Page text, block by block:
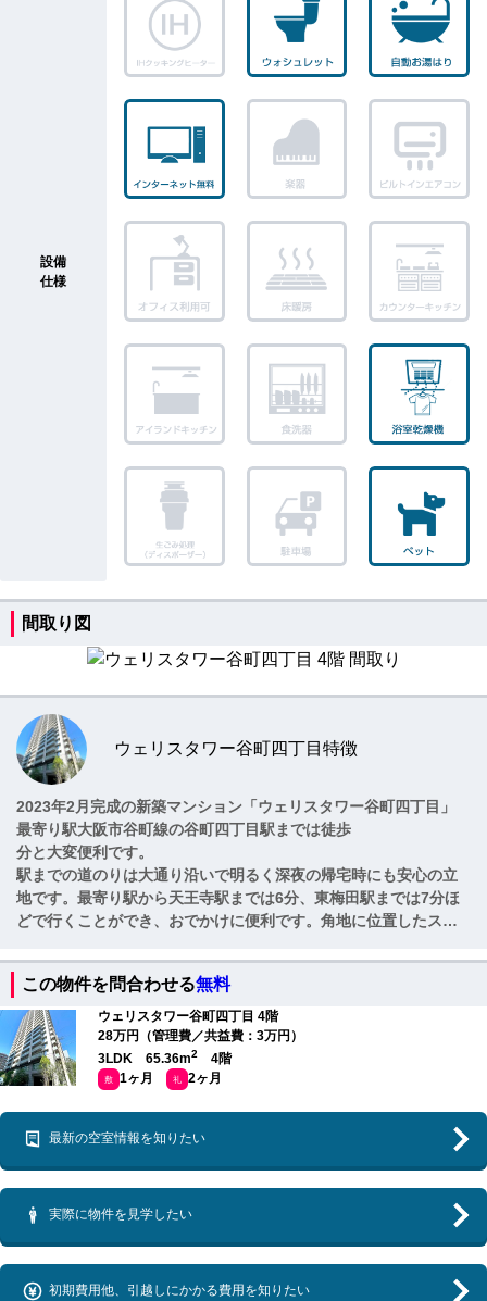
設備
仕様
間取り図
ウェリスタワー谷町四丁目特徴
2023年2月完成の新築マンション「ウェリスタワー谷町四丁目」
最寄り駅大阪市谷町線の谷町四丁目駅までは徒歩
分と大変便利です。
駅までの道のりは大通り沿いで明るく深夜の帰宅時にも安心の立
地です。最寄り駅から天王寺駅までは6分、東梅田駅までは7分ほ
どで行くことができ、おでかけに便利です。角地に位置したスタ
のラウンジとや、テレワークも可能なオーナーズサロンが用意さ
れています。ほかにも駐車場、駐輪場、バイク置き場、防災倉
庫、宅配ボックスなど便利な設備が備わっています。
この物件を問合わせる無料
ウェリスタワー谷町四丁目 4階
28万円（管理費／共益費：3万円）
3LDK 65.36m2 4階
敷 1ヶ月 礼 2ヶ月
最新の空室情報を知りたい
実際に物件を見学したい
初期費用他、引越しにかかる費用を知りたい